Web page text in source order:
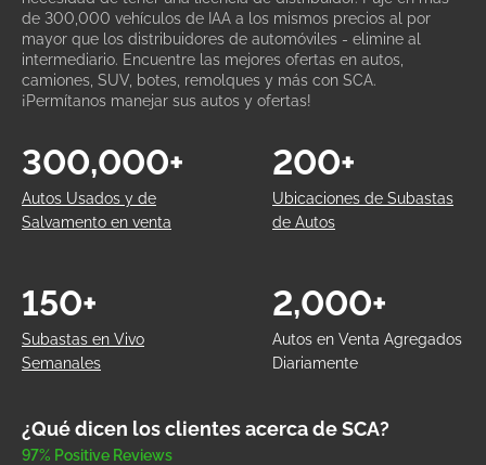
de 300,000 vehículos de IAA a los mismos precios al por
mayor que los distribuidores de automóviles - elimine al
intermediario. Encuentre las mejores ofertas en autos,
camiones, SUV, botes, remolques y más con SCA.
¡Permítanos manejar sus autos y ofertas!
Autos Usados y de
Salvamento en venta
300,000+
Ubicaciones de Subastas
de Autos
200+
Subastas en Vivo
Semanales
150+
Autos en Venta Agregados
Diariamente
2,000+
¿Qué dicen los clientes acerca de SCA?
97% Positive Reviews